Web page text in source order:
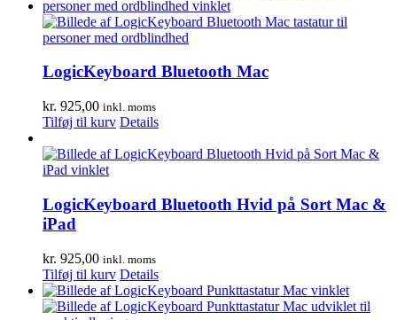
LogicKeyboard Bluetooth Mac
kr. 925,00 inkl. moms
Tilføj til kurv Details
LogicKeyboard Bluetooth Hvid på Sort Mac &
iPad
kr. 925,00 inkl. moms
Tilføj til kurv Details